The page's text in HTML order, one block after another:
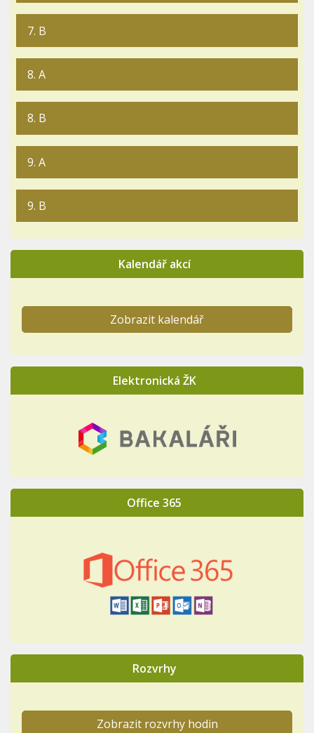
7. B
8. A
8. B
9. A
9. B
Kalendář akcí
Zobrazit kalendář
Elektronická ŽK
Office 365
Rozvrhy
Zobrazit rozvrhy hodin